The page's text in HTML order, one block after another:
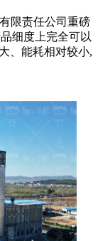
限责任公司重磅
细度上完全可以
、能耗相对较小,